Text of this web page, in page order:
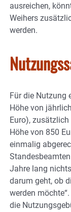
ausreichen,
Weihers
werden.
Für die Nutzung
Höhe von
Euro),
Höhe von 850
einmalig
Jahre lang
darum geht, ob
werden
die